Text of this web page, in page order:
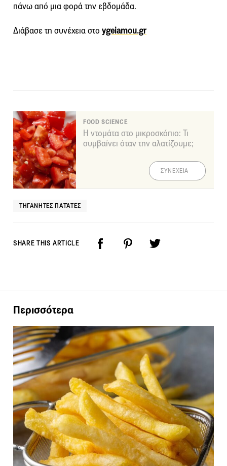
πάνω από μια φορά την εβδομάδα.
Διάβασε τη συνέχεια στο ygeiamou.gr
FOOD SCIENCE
Η ντομάτα στο μικροσκόπιο: Τι
συμβαίνει όταν την αλατίζουμε;
ΣΥΝΕΧΕΙΑ
ΤΗΓΑΝΗΤΈΣ ΠΑΤΆΤΕΣ
SHARE THIS ARTICLE
Περισσότερα